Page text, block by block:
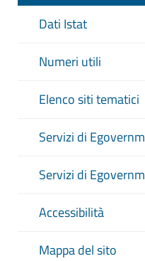
Dati Istat
Numeri utili
Elenco siti tematici
Servizi di
Servizi di
Accessibilità
Mappa del sito